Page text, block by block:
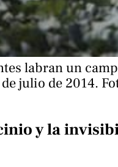
labran un
julio de 2014.
y la